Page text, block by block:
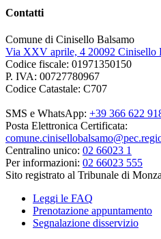
Contatti
Comune di Cinisello Balsamo
Via XXV aprile, 4 20092 Cinisello
Codice fiscale: 01971350150
P. IVA: 00727780967
Codice Catastale: C707
SMS e WhatsApp: +39 366 622
Posta Elettronica Certificata:
Centralino unico: 02 66023 1
Per informazioni: 02 66023 555
Sito registrato al Tribunale di
Leggi le FAQ
Prenotazione appuntamento
Segnalazione disservizio